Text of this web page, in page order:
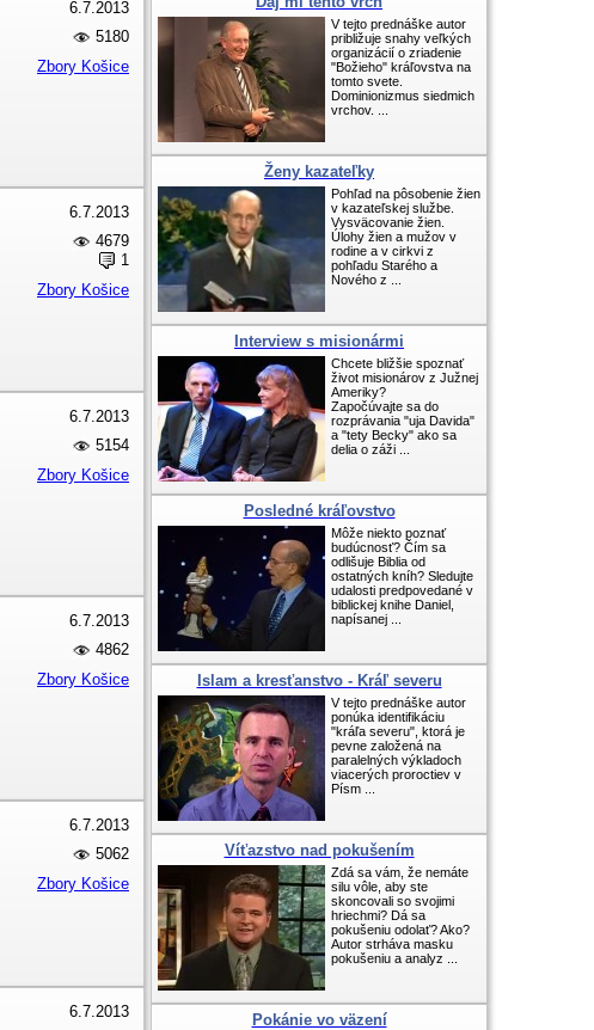
6.7.2013
5180
Zbory Košice
6.7.2013
4679
1
Zbory Košice
6.7.2013
5154
Zbory Košice
6.7.2013
4862
Zbory Košice
6.7.2013
5062
Zbory Košice
6.7.2013
V tejto prednáške autor
približuje snahy veľkých
organizácií o zriadenie
"Božieho" kráľovstva na
tomto svete.
Dominionizmus siedmich
vrchov. ...
Ženy kazateľky
Pohľad na pôsobenie žien
v kazateľskej službe.
Vysväcovanie žien.
Úlohy žien a mužov v
rodine a v cirkvi z
pohľadu Starého a
Nového z ...
Interview s misionármi
Chcete bližšie spoznať
život misionárov z Južnej
Ameriky?
Započúvajte sa do
rozprávania "uja Davida"
a "tety Becky" ako sa
delia o záži ...
Posledné kráľovstvo
Môže niekto poznať
budúcnosť? Čím sa
odlišuje Biblia od
ostatných kníh? Sledujte
udalosti predpovedané v
biblickej knihe Daniel,
napísanej ...
Islam a kresťanstvo - Kráľ severu
V tejto prednáške autor
ponúka identifikáciu
"kráľa severu", ktorá je
pevne založená na
paralelných výkladoch
viacerých proroctiev v
Písm ...
Víťazstvo nad pokušením
Zdá sa vám, že nemáte
silu vôle, aby ste
skoncovali so svojimi
hriechmi? Dá sa
pokušeniu odolať? Ako?
Autor strháva masku
pokušeniu a analyz ...
Pokánie vo väzení